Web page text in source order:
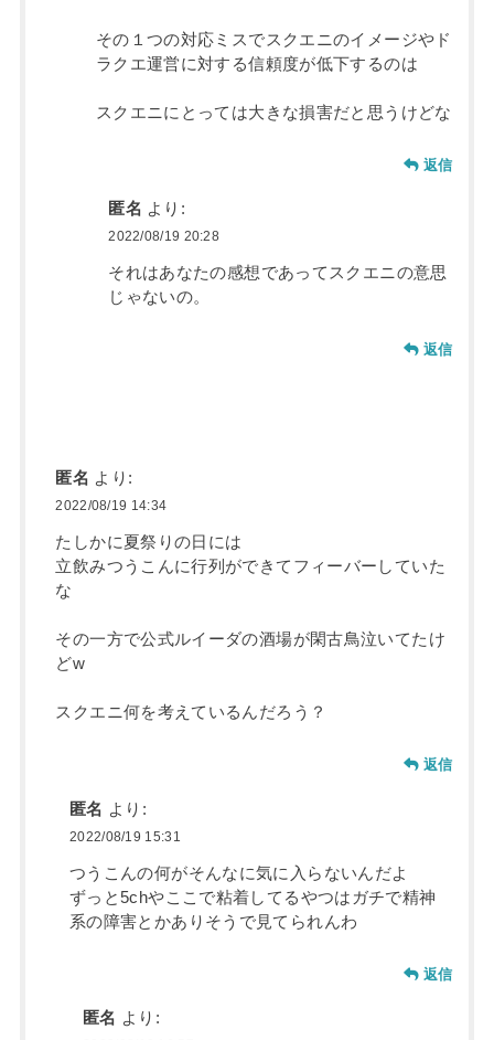
その１つの対応ミスでスクエニのイメージやド
ラクエ運営に対する信頼度が低下するのは
スクエニにとっては大きな損害だと思うけどな
返信
匿名 より:
2022/08/19 20:28
それはあなたの感想であってスクエニの意思
じゃないの。
返信
匿名 より:
2022/08/19 14:34
たしかに夏祭りの日には
立飲みつうこんに行列ができてフィーバーしていた
な
その一方で公式ルイーダの酒場が閑古鳥泣いてたけ
どw
スクエニ何を考えているんだろう？
返信
匿名 より:
2022/08/19 15:31
つうこんの何がそんなに気に入らないんだよ
ずっと5chやここで粘着してるやつはガチで精神
系の障害とかありそうで見てられんわ
返信
匿名 より: